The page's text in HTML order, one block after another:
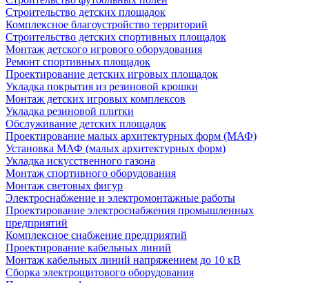
Строительство детских площадок
Комплексное благоустройство территорий
Строительство детских спортивных площадок
Монтаж детского игрового оборудования
Ремонт спортивных площадок
Проектирование детских игровых площадок
Укладка покрытия из резиновой крошки
Монтаж детских игровых комплексов
Укладка резиновой плитки
Обслуживание детских площадок
Проектирование малых архитектурных форм (МАФ)
Установка МАФ (малых архитектурных форм)
Укладка искусственного газона
Монтаж спортивного оборудования
Монтаж световых фигур
Электроснабжение и электромонтажные работы
Проектирование электроснабжения промышленных
предприятий
Комплексное снабжение предприятий
Проектирование кабельных линий
Монтаж кабельных линий напряжением до 10 кВ
Сборка электрощитового оборудования